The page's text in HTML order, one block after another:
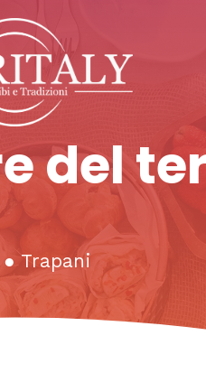
del
● Trapani